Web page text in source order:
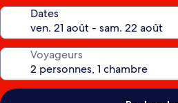
Dates
Voyageurs